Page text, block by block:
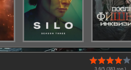
3.6/5 (383гол.)